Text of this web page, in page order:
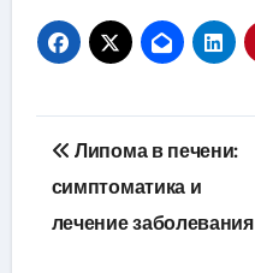
Навигация
по
записям
Липома в печени:
симптоматика и
лечение заболевания